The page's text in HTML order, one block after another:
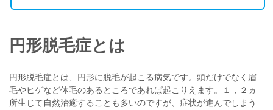
円形脱毛症とは
円形脱毛症とは、円形に脱毛が起こる病気です。頭だけでなく眉
毛やヒゲなど体毛のあるところであれば起こりえます。１，２ヵ
所生じて自然治癒することも多いのですが、症状が進んでしまう